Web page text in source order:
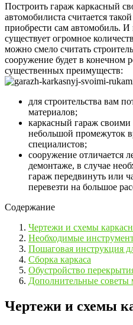
Построить гараж каркасный
автомобилиста считается
приобрести сам автомобиль. И
существует огромное
можно смело считать
сооружение будет в конечном
существенных преимуществ:
для строительства вам
материалов;
каркасный гараж
небольшой промежуток
специалистов;
сооружение отличается
демонтаже, в случае
гараж передвинуть или
перевезти на большое
Содержание
Чертежи и схемы
Необходимые
Пошаговая инструкция
Сборка каркаса
Обустройство
Дополнительные советы
Чертежи и схемы